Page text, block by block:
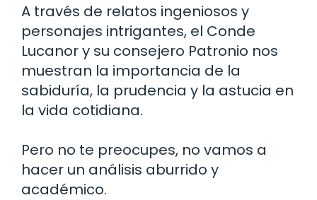
A través de relatos ingeniosos y
personajes intrigantes, el Conde
Lucanor y su consejero Patronio nos
muestran la importancia de la
sabiduría, la prudencia y la astucia en
la vida cotidiana.
Pero no te preocupes, no vamos a
hacer un análisis aburrido y
académico.